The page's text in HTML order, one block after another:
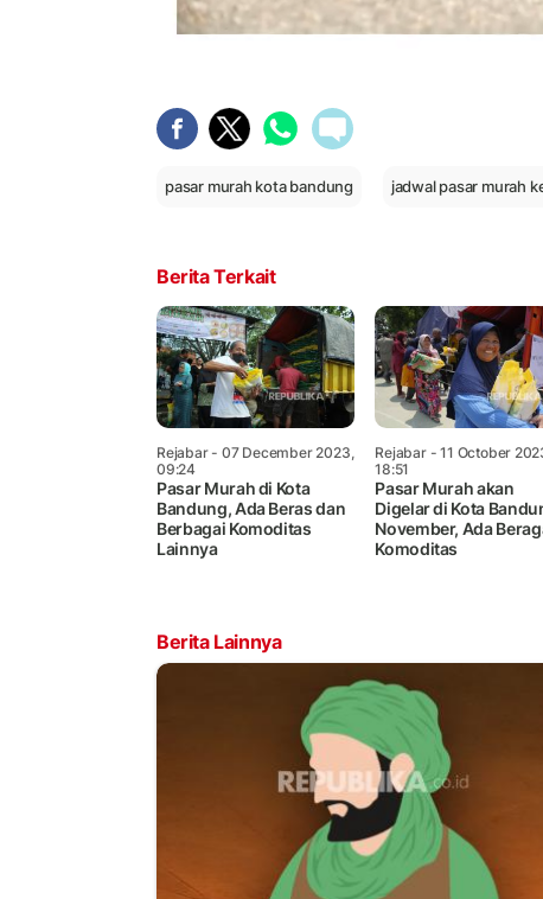
pasar murah kota bandung jadwal pasar murah
Berita Terkait
Rejabar- 07 December 2023,
09:24
Pasar Murah di Kota
Bandung, Ada Beras dan
Berbagai Komoditas
Lainnya
Rejabar- 11 October
18:51
Pasar Murah akan
Digelar di Kota
November, Ada
Komoditas
Berita Lainnya